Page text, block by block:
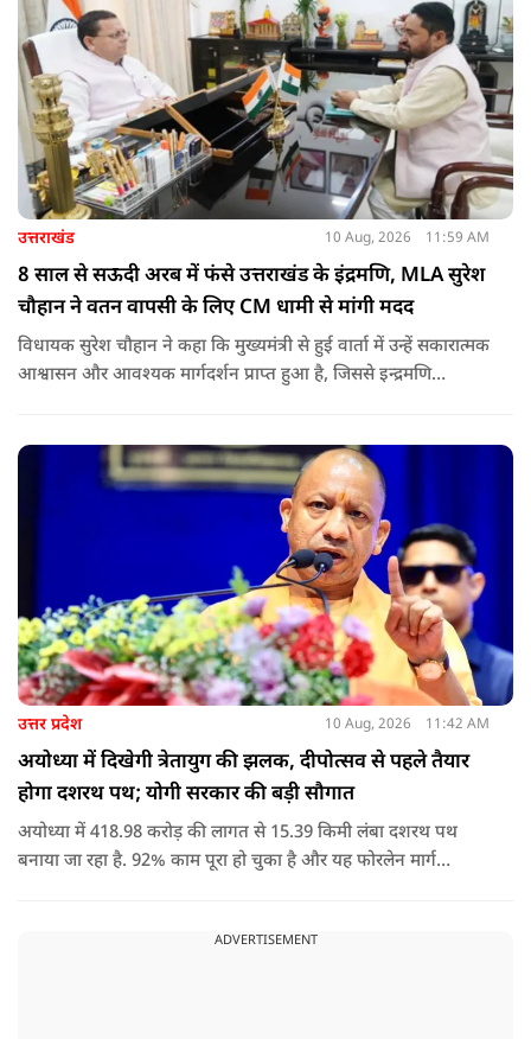
उत्तराखंड 10 Aug, 2026 11:59 AM
8 साल से सऊदी अरब में फंसे उत्तराखंड के इंद्रमणि, MLA सुरेश
चौहान ने वतन वापसी के लिए CM धामी से मांगी मदद
विधायक सुरेश चौहान ने कहा कि मुख्यमंत्री से हुई वार्ता में उन्हें सकारात्मक
आश्वासन और आवश्यक मार्गदर्शन प्राप्त हुआ है, जिससे इन्द्रमणि
उत्तर प्रदेश 10 Aug, 2026 11:42 AM
अयोध्या में दिखेगी त्रेतायुग की झलक, दीपोत्सव से पहले तैयार
होगा दशरथ पथ; योगी सरकार की बड़ी सौगात
अयोध्या में 418.98 करोड़ की लागत से 15.39 किमी लंबा दशरथ पथ
बनाया जा रहा है. 92% काम पूरा हो चुका है और यह फोरलेन मार्ग
ADVERTISEMENT